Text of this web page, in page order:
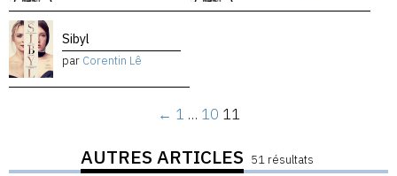
Sibyl
par Corentin Lê
← 1 … 10 11
AUTRES ARTICLES 51 résultats